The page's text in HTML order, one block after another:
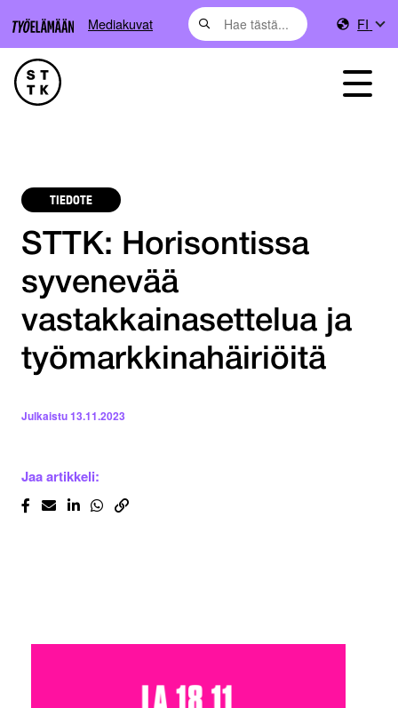
Mediakuvat FI
TIEDOTE
STTK: Horisontissa
syvenevää
vastakkainasettelua ja
työmarkkinahäiriöitä
Julkaistu13.11.2023
Jaa artikkeli: